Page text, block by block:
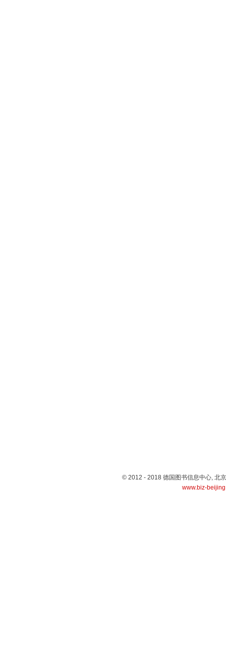
© 2012 - 2018 德国图书信息中心, 北
www.biz-